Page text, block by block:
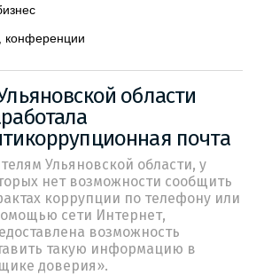
конференции
области
почта
Ульяновской области, у
нет возможности сообщить
коррупции по телефону или
сети Интернет,
возможность
такую информацию в
доверия».